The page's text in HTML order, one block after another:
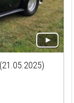
(21.05.2025)